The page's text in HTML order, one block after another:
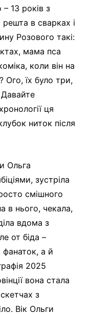
13 років з
в сварках і
Розового такі:
мама пса
коли він на
Ого, їх було три,
Давайте
ця
ниток після
Ольга
зустріла
смішного
в нього, чекала,
вдома з
от біда –
фанаток, а й
2025
вона стала
з
Вік Ольги